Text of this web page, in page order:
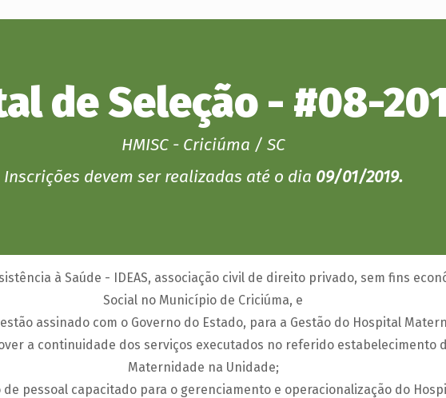
de Seleção - #08-
HMISC - Criciúma / SC
Inscrições devem ser realizadas até o dia 09/01/2019.
à Saúde - IDEAS, associação civil de direito privado, sem fins
Social no Município de Criciúma, e
assinado com o Governo do Estado, para a Gestão do Hospital
a continuidade dos serviços executados no referido estabelecimento
Maternidade na Unidade;
de pessoal capacitado para o gerenciamento e operacionalização do